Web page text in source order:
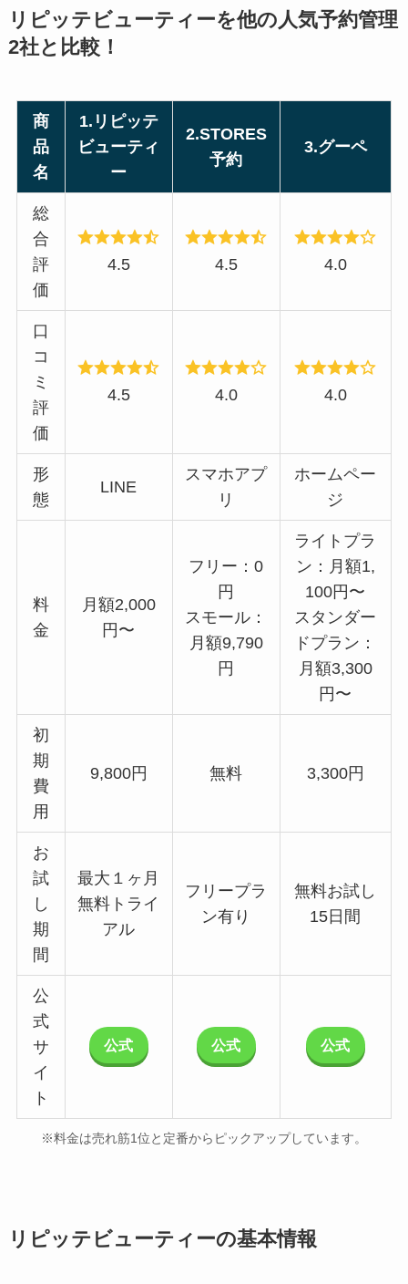
リピッテビューティーを他の人気予約管理
2社と比較！
商
品
名
1.リピッテ
ビューティ
ー
2.STORES
予約
3.グーペ
総
合
評
価
4.5 4.5 4.0
口
コ
ミ
評
価
4.5 4.0 4.0
形
態
LINE
スマホアプ
リ
ホームペー
ジ
料
金
月額2,000
円〜
フリー：0
円
スモール：
月額9,790
円
ライトプラ
ン：月額1,
100円〜
スタンダー
ドプラン：
月額3,300
円〜
初
期
費
用
9,800円 無料 3,300円
お
試
し
期
間
最大１ヶ月
無料トライ
アル
フリープラ
ン有り
無料お試し
15日間
公
式
サ
イ
ト
公式 公式 公式
※料金は売れ筋1位と定番からピックアップしています。
リピッテビューティーの基本情報